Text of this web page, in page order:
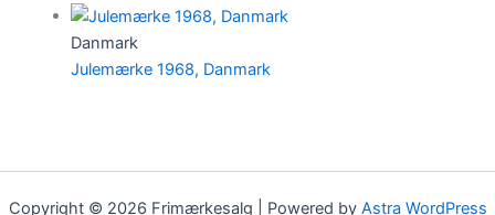
Danmark
Julemærke 1968, Danmark
Copyright © 2026 Frimærkesalg | Powered by Astra WordPress